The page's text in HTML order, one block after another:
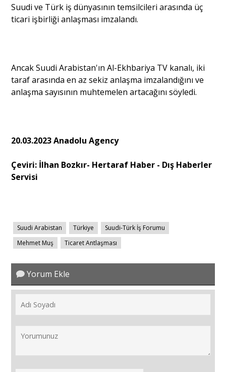
Suudi ve Türk iş dünyasının temsilcileri arasında üç
ticari işbirliği anlaşması imzalandı.
Ancak Suudi Arabistan'ın Al-Ekhbariya TV kanalı, iki
taraf arasında en az sekiz anlaşma imzalandığını ve
anlaşma sayısının muhtemelen artacağını söyledi.
20.03.2023 Anadolu Agency
Çeviri: İlhan Bozkır- Hertaraf Haber - Dış Haberler
Servisi
Suudi Arabistan Türkiye
Suudi-Türk İş Forumu
Mehmet Muş
Ticaret Antlaşması
Yorum Ekle